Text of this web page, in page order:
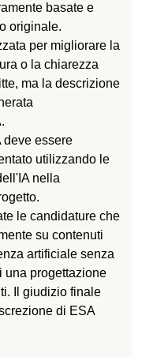
basate e
originale.
per migliorare la
o la chiarezza
ma la descrizione
deve essere
utilizzando le
nella
le candidature che
su contenuti
artificiale senza
una progettazione
Il giudizio finale
di ESA